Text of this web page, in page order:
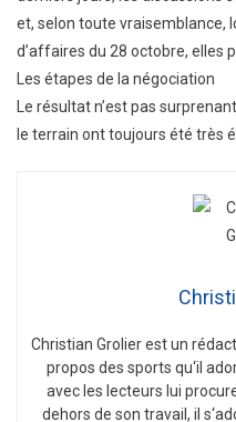
et, selon toute vraisemblance,
d’affaires du 28 octobre, elles
Les étapes de la négociation
Le résultat n’est pas
le terrain ont toujours été très
Christian Grolierestun rédact
propos des sports qu‘il
avecles lecteurs lui
dehors de son travail, il s‘ad